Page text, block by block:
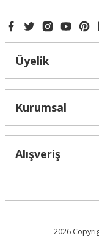
Üyelik
Kurumsal
Alışveriş
2026